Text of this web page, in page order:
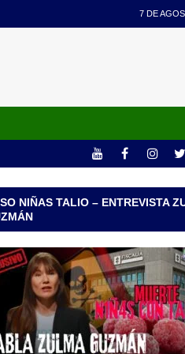
7 DE
NIÑAS TALIO – ENTREVISTA